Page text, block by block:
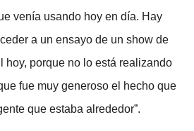
venía usando hoy en día. Hay
a un ensayo de un show de
hoy, porque no lo está realizando
fue muy generoso el hecho que
que estaba alrededor”.